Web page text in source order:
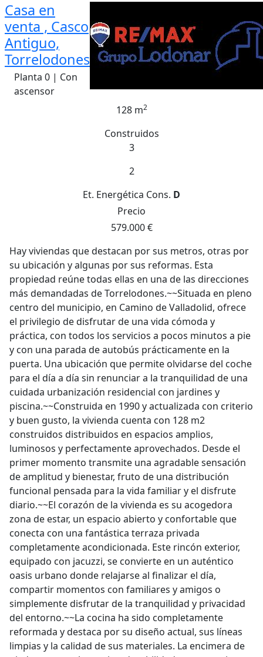
Casa en
venta , Casco
Antiguo,
Torrelodones
Planta 0 | Con
ascensor
128 m2
Construidos
3
2
Et. Energética Cons. D
Precio
579.000 €
Hay viviendas que destacan por sus metros, otras por
su ubicación y algunas por sus reformas. Esta
propiedad reúne todas ellas en una de las direcciones
más demandadas de Torrelodones.~~Situada en pleno
centro del municipio, en Camino de Valladolid, ofrece
el privilegio de disfrutar de una vida cómoda y
práctica, con todos los servicios a pocos minutos a pie
y con una parada de autobús prácticamente en la
puerta. Una ubicación que permite olvidarse del coche
para el día a día sin renunciar a la tranquilidad de una
cuidada urbanización residencial con jardines y
piscina.~~Construida en 1990 y actualizada con criterio
y buen gusto, la vivienda cuenta con 128 m2
construidos distribuidos en espacios amplios,
luminosos y perfectamente aprovechados. Desde el
primer momento transmite una agradable sensación
de amplitud y bienestar, fruto de una distribución
funcional pensada para la vida familiar y el disfrute
diario.~~El corazón de la vivienda es su acogedora
zona de estar, un espacio abierto y confortable que
conecta con una fantástica terraza privada
completamente acondicionada. Este rincón exterior,
equipado con jacuzzi, se convierte en un auténtico
oasis urbano donde relajarse al finalizar el día,
compartir momentos con familiares y amigos o
simplemente disfrutar de la tranquilidad y privacidad
del entorno.~~La cocina ha sido completamente
reformada y destaca por su diseño actual, sus líneas
limpias y la calidad de sus materiales. La encimera de